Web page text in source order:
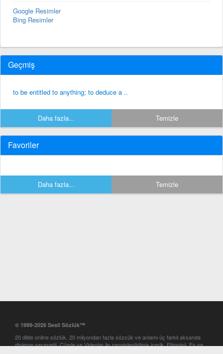
Google Resimler
Bing Resimler
Geçmiş
to be entitled to anything; to deduce a ..
Daha fazla... Temizle
Favoriler
Daha fazla... Temizle
© 1999-2026 Sesli Sözlük™
20 dilde online sözlük. 20 milyondan fazla sözcük ve anlamı üç farklı aksanda
dinleme seçeneği. Cümle ve Videolar ile zenginleştirilmiş içerik. Etimoloji, Eş ve